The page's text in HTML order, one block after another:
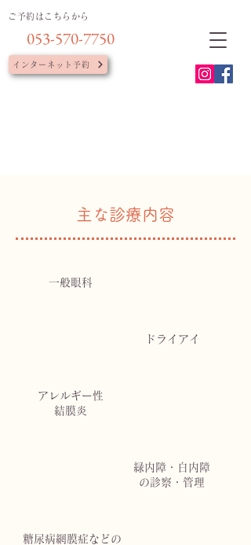
ご予約はこちらから
インターネット予約
053-570-7750
主な診療内容
一般眼科
ドライアイ
アレルギー性
結膜炎
緑内障・白内障
の診察・管理
糖尿病網膜症などの